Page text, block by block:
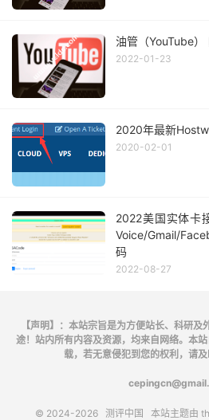
油管（YouTube
2022-01-23
2020年最新
2020-02-01
2022美国实体卡
Voice/Gmail/
码
2022-08-27
【声明】：本站宗旨是为方便站长、科研
途！站内所有内容及资源，均来自网络。本
载，若无意侵犯到您的权利，请
© 2024-2026 测评中国 本站主题由